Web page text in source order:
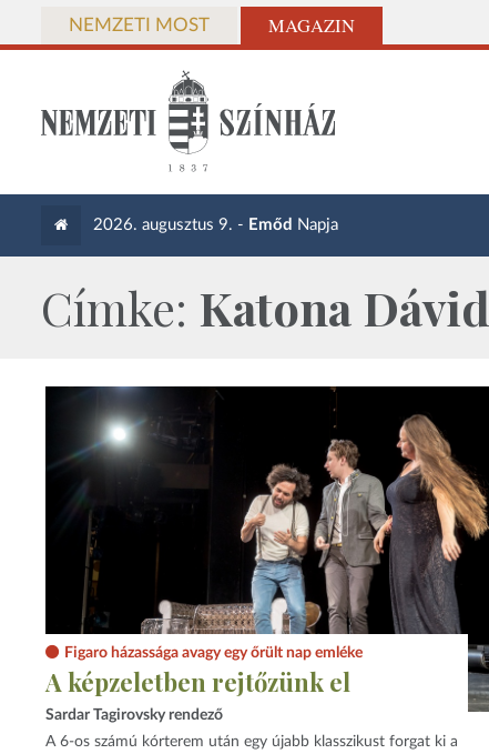
NEMZETI MOST MAGAZIN
2026. augusztus 9. - Emőd Napja
Címke: Katona Dávid
Figaro házassága avagy egy őrült nap emléke
A képzeletben rejtőzünk el
Sardar Tagirovsky rendező
A 6-os számú kórterem után egy újabb klasszikust forgat ki a